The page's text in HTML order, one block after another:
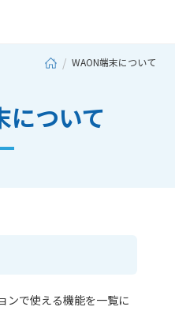
WAON端末について
について
ンで使える機能を一覧に